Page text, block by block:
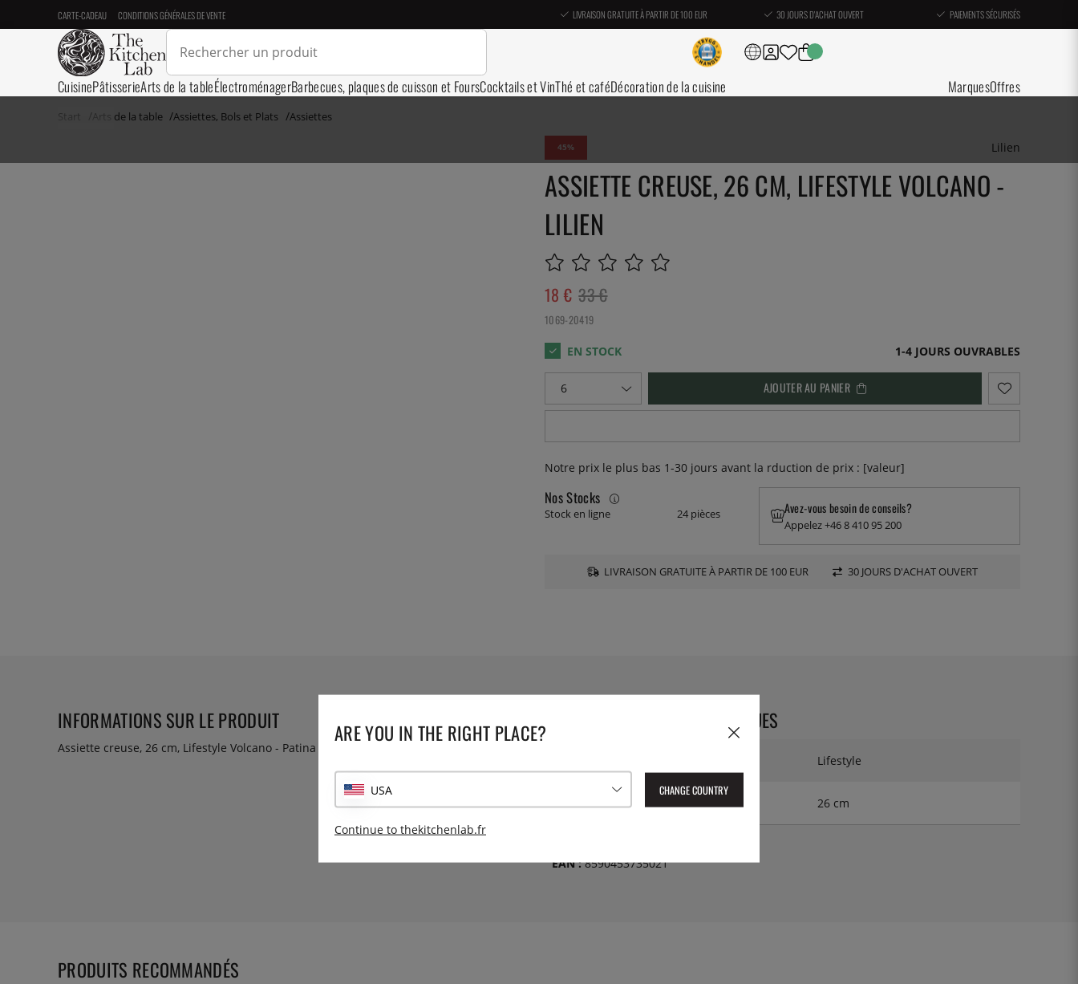
CARTE-CADEAU CONDITIONS GÉNÉRALES DE VENTE LIVRAISON GRATUITE À PARTIR DE 100 EUR 30 JOURS D'ACHAT OUVERT PAIEMENTS SÉCURISÉS
CuisinePâtisserieArts de la tableÉlectroménagerBarbecues, plaques de cuisson et FoursCocktails et VinThé et caféDécoration de la cuisine MarquesOffres
Start Arts de la table Assiettes, Bols et Plats Assiettes
45 Lilien
ASSIETTE CREUSE, 26 CM, LIFESTYLE VOLCANO -
LILIEN
33€
18 €
1069-20419
1-4 JOURS OUVRABLES
AJOUTER AU PANIER
Notre prix le plus bas 1-30 jours avant la rduction de prix : [valeur]
Nos Stocks
Stock en ligne 24 pièces Avez-vous besoin de conseils?
Appelez +46 8 410 95 200
LIVRAISON GRATUITE À PARTIR DE 100 EUR 30 JOURS D'ACHAT OUVERT
INFORMATIONS SUR LE PRODUIT
Assiette creuse, 26 cm, Lifestyle Volcano - Patina
CARACTÉRISTIQUES TECHNIQUES
Lifestyle
Diamètre: 26 cm
EAN :8590453735021
PRODUITS RECOMMANDÉS
ARE YOU IN THE RIGHT PLACE?
USA CHANGE COUNTRY
Continue to thekitchenlab.fr